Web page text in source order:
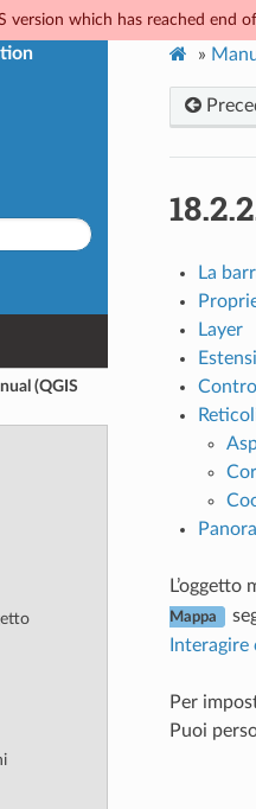
version which has reached end
(QGIS
»
La
Layer
Mappa
Per
Puoi